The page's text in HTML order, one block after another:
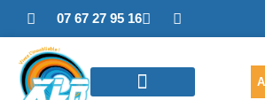
07 67 27 95 16